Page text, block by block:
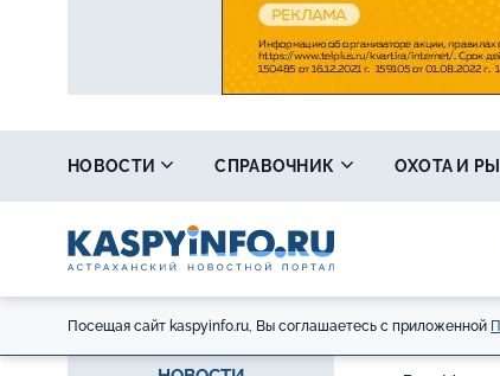
НОВОСТИ СПРАВОЧНИК ОХОТА И
Посещая сайт kaspyinfo.ru, Вы соглашаетесь с приложенной